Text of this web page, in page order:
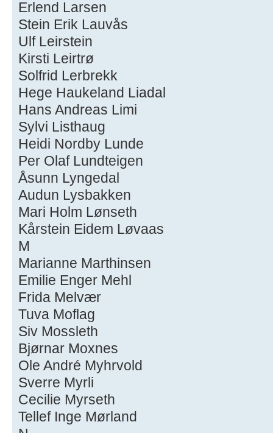
Erlend Larsen
Stein Erik Lauvås
Ulf Leirstein
Kirsti Leirtrø
Solfrid Lerbrekk
Hege Haukeland Liadal
Hans Andreas Limi
Sylvi Listhaug
Heidi Nordby Lunde
Per Olaf Lundteigen
Åsunn Lyngedal
Audun Lysbakken
Mari Holm Lønseth
Kårstein Eidem Løvaas
M
Marianne Marthinsen
Emilie Enger Mehl
Frida Melvær
Tuva Moflag
Siv Mossleth
Bjørnar Moxnes
Ole André Myhrvold
Sverre Myrli
Cecilie Myrseth
Tellef Inge Mørland